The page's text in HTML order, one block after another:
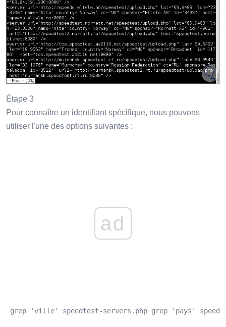
Étape 3
Pour connaître un identifiant spécifique, nous pouvons
utiliser l'une des options suivantes :
ad
grep 'ville' speedtest-servers.php grep 'pays'